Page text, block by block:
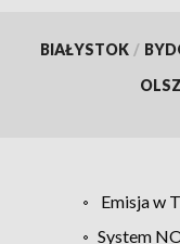
BIAŁYSTOK /
Emisja w
System